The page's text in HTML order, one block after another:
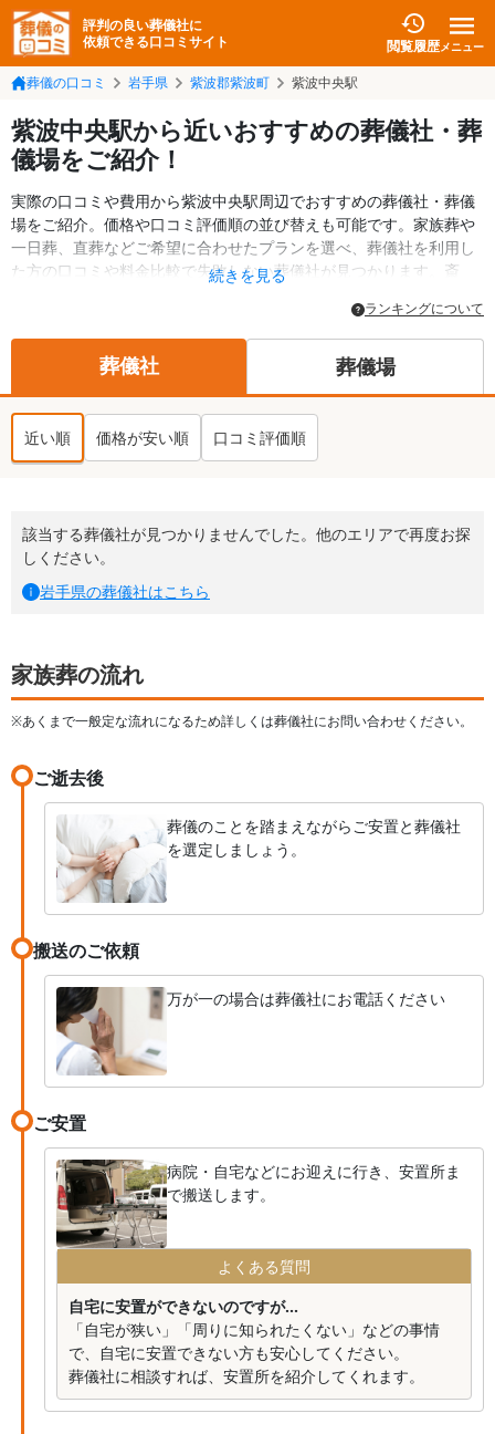
評判の良い葬儀社に
依頼できる口コミサイト
閲覧履歴メニュー
葬儀の口コミ 岩手県 紫波郡紫波町 紫波中央駅
紫波中央駅から近いおすすめの葬儀社・葬
儀場をご紹介！
実際の口コミや費用から紫波中央駅周辺でおすすめの葬儀社・葬儀
場をご紹介。価格や口コミ評価順の並び替えも可能です。家族葬や
一日葬、直葬などご希望に合わせたプランを選べ、葬儀社を利用し
た方の口コミや料金比較で失敗しない葬儀社が見つかります。斎
ついての情報も掲載しています。24時間の相談受付で深夜・早朝で
も対応可能です。
続きを見る
ランキングについて
葬儀社 葬儀場
近い順 価格が安い順 口コミ評価順
該当する葬儀社が見つかりませんでした。他のエリアで再度お探
しください。
岩手県の葬儀社はこちら
家族葬の流れ
※あくまで一般定な流れになるため詳しくは葬儀社にお問い合わせください。
ご逝去後
葬儀のことを踏まえながらご安置と葬儀社
を選定しましょう。
搬送のご依頼
万が一の場合は葬儀社にお電話ください
ご安置
病院・自宅などにお迎えに行き、安置所ま
で搬送します。
よくある質問
自宅に安置ができないのですが...
「自宅が狭い」「周りに知られたくない」などの事情
で、自宅に安置できない方も安心してください。
葬儀社に相談すれば、安置所を紹介してくれます。